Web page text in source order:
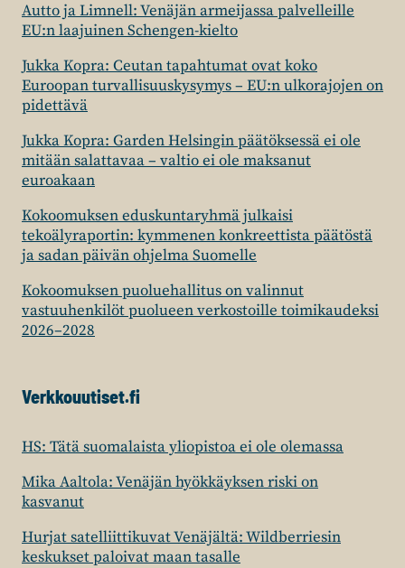
Autto ja Limnell: Venäjän armeijassa palvelleille
EU:n laajuinen Schengen-kielto
Jukka Kopra: Ceutan tapahtumat ovat koko
Euroopan turvallisuuskysymys – EU:n ulkorajojen on
pidettävä
Jukka Kopra: Garden Helsingin päätöksessä ei ole
mitään salattavaa – valtio ei ole maksanut
euroakaan
Kokoomuksen eduskuntaryhmä julkaisi
tekoälyraportin: kymmenen konkreettista päätöstä
ja sadan päivän ohjelma Suomelle
Kokoomuksen puoluehallitus on valinnut
vastuuhenkilöt puolueen verkostoille toimikaudeksi
2026–2028
Verkkouutiset.fi
HS: Tätä suomalaista yliopistoa ei ole olemassa
Mika Aaltola: Venäjän hyökkäyksen riski on
kasvanut
Hurjat satelliittikuvat Venäjältä: Wildberriesin
keskukset paloivat maan tasalle